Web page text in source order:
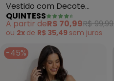
Vestido com Decote
Transpassado (Verde
Militar)
QUINTESS
A partir deR$ 70,99R$ 99,99
ou 2x de R$ 35,49 sem juros
-45%